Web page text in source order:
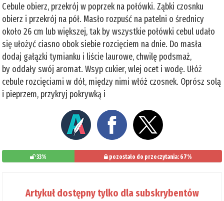
Cebule obierz, przekrój w poprzek na połówki. Ząbki czosnku
obierz i przekrój na pół. Masło rozpuść na patelni o średnicy
około 26 cm lub większej, tak by wszystkie połówki cebul udało
się ułożyć ciasno obok siebie rozcięciem na dnie. Do masła
dodaj gałązki tymianku i liście laurowe, chwilę podsmaż,
by oddały swój aromat. Wsyp cukier, wlej ocet i wodę. Ułóż
cebule rozcięciami w dół, między nimi włóż czosnek. Oprósz solą
i pieprzem, przykryj pokrywką i
33% pozostało do przeczytania: 67%
Artykuł dostępny tylko dla subskrybentów